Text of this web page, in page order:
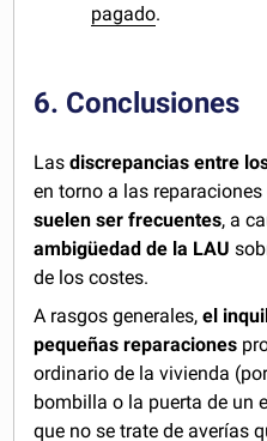
pagado.
6. Conclusiones
Lasdiscrepancias entre
en torno a las
suelen ser frecuentes, a
ambigüedad de la LAU
de los costes.
A rasgos generales,el
pequeñas reparaciones
ordinario de la vivienda
bombilla o la puerta de un
que no se trate de averías